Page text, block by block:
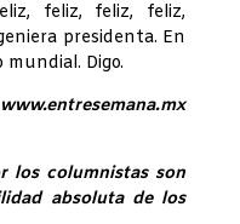
feliz, feliz, feliz,
presidenta. En
mundial. Digo.
los columnistas son
absoluta de los